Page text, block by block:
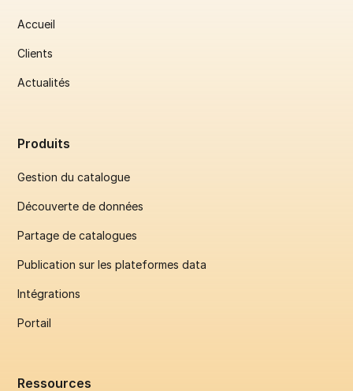
Accueil
Clients
Actualités
Produits
Gestion du catalogue
Découverte de données
Partage de catalogues
Publication sur les plateformes data
Intégrations
Portail
Ressources